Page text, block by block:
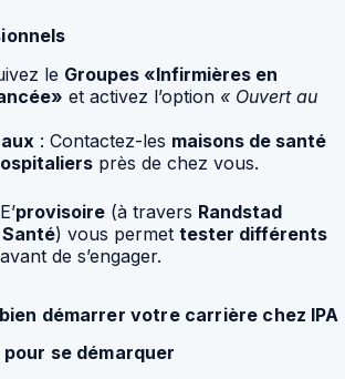
le Groupes «Infirmières en
et activez l’option « Ouvert au
: Contactez-les maisons de santé
près de chez vous.
provisoire (à travers Randstad
) vous permet tester différents
avant de s’engager.
démarrer votre carrière chez IPA
se démarquer